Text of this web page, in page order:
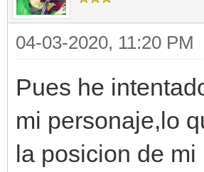
04-03-2020, 11:20 PM
Pues he
mi personaje,lo
la posicion de